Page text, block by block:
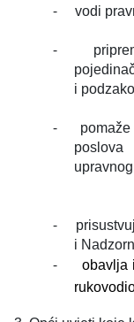
- vodi
-
i
-
-
i
-
obavlja